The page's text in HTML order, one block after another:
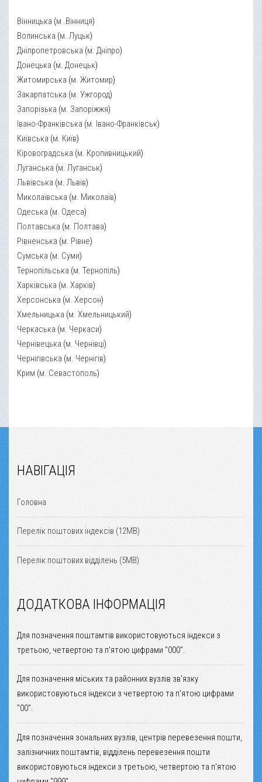
Вінницька (м .Вінниця)
Волинська (м. Луцьк)
Дніпропетровська (м. Дніпро)
Донецька (м. Донецьк)
Житомирська (м. Житомир)
Закарпатська (м. Ужгород)
Запорізька (м. Запоріжжя)
Івано-Франківська (м. Івано-Франківськ)
Київська (м. Київ)
Кіровоградська (м. Кропивницький)
Луганська (м. Луганськ)
Львівська (м. Львів)
Миколаївська (м. Миколаїв)
Одеська (м. Одеса)
Полтавська (м. Полтава)
Рівненська (м. Рівне)
Сумська (м. Суми)
Тернопільська (м. Тернопіль)
Харківська (м. Харків)
Херсонська (м. Херсон)
Хмельницька (м. Хмельницький)
Черкаська (м. Черкаси)
Чернівецька (м. Чернівці)
Чернігівська (м. Чернігів)
Крим (м. Севастополь)
НАВІГАЦІЯ
Головна
Перелік поштових індексів (12MB)
Перелік поштових відділень (5MB)
ДОДАТКОВА ІНФОРМАЦІЯ
Для позначення поштамтів використовуються індекси з
третьою, четвертою та п'ятою цифрами "000".
Для позначення міських та районних вузлів зв'язку
використовуються індекси з четвертою та п'ятою цифрами
"00".
Для позначення зональних вузлів, центрів перевезення пошти,
залізничних поштамтів, відділень перевезення пошти
використовуються індекси з третьою, четвертою та п'ятою